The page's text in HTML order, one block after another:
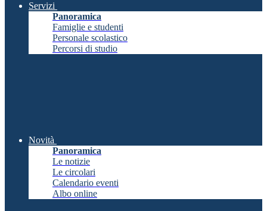
Servizi
Panoramica
Famiglie e studenti
Personale scolastico
Percorsi di studio
Novità
Panoramica
Le notizie
Le circolari
Calendario eventi
Albo online